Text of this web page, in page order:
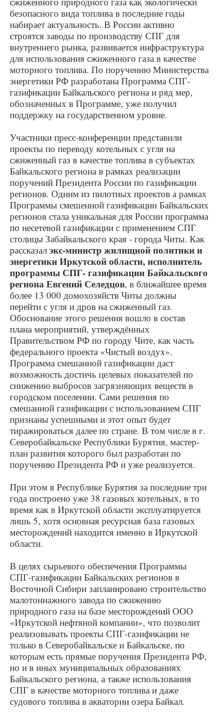
безопасного вида топлива в последние годы
набирает актуальность. В России активно
строятся заводы по производству СПГ для
внутреннего рынка, развивается инфраструктура
для использования сжиженного газа в качестве
моторного топлива. По поручению Министерства
энергетики РФ разработана Программа СПГ-
газификации Байкальского региона и ряд мер,
обозначенных в Программе, уже получил
поддержку на государственном уровне.
Участники пресс-конференции представили
проекты по переводу котельных с угля на
сжиженный газ в качестве топлива в субъектах
Байкальского региона в рамках реализации
поручений Президента России по газификации
регионов. Одним из пилотных проектов а рамках
Программы смешенной газификации Байкальских
регионов стала уникальная для России программа
по несетевой газификации с применением СПГ
столицы Забайкальского края - города Читы. Как
рассказал экс-министр жилищной политики и
энергетики Иркутской области, исполнитель
программы СПГ- газификации Байкальского
региона Евгений Селедцов, в ближайшее время
более 13 000 домохозяйств Читы должны
перейти с угля и дров на сжиженный газ.
Обоснование этого решения вошло в состав
плана мероприятий, утверждённых
Правительством РФ по городу Чите, как часть
федерального проекта «Чистый воздух».
Программа смешанной газификации даст
возможность достичь целевых показателей по
снижению выбросов загрязняющих веществ в
городском поселении. Сами решения по
смешанной газификации с использованием СПГ
признаны успешными и этот опыт будет
тиражироваться далее по стране. В том числе в г.
Северобайкальске Республики Бурятия, мастер-
план развития которого был разработан по
поручению Президента РФ и уже реализуется.
При этом в Республике Бурятия за последние три
года построено уже 38 газовых котельных, в то
время как в Иркутской области эксплуатируется
лишь 5, хотя основная ресурсная база газовых
месторождений находится именно в Иркутской
области.
В целях сырьевого обеспечения Программы
СПГ-газификации Байкальских регионов в
Восточной Сибири запланировано строительство
малотоннажного завода по сжижению
природного газа на базе месторождений ООО
«Иркутской нефтяной компании», что позволит
реализовывать проекты СПГ-газификации не
только в Северобайкальске и Байкальске, по
которым есть прямые поручения Президента РФ,
но и в иных муниципальных образованиях
Байкальского региона, а также использования
СПГ в качестве моторного топлива и даже
судового топлива в акватории озера Байкал.